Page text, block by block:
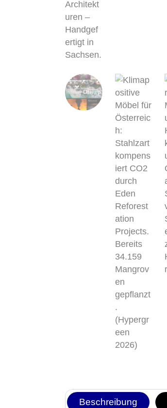
Beschreibung